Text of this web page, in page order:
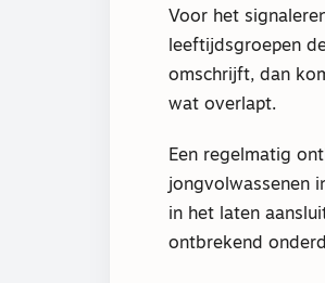
Voor het
leeftijdsgroepen
omschrijft, dan
wat overlapt.
Een regelmatig
jongvolwassenen
in het laten
ontbrekend